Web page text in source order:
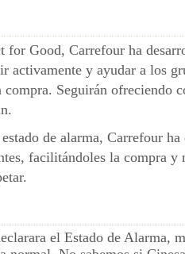
for Good, Carrefour ha
activamente y ayudar a los
compra. Seguirán ofreciendo
de alarma, Carrefour
facilitándoles la compra y
el Estado de Alarma,